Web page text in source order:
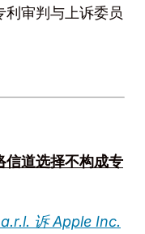
利审判与上诉委员
信道选择不构成专
诉Apple Inc.